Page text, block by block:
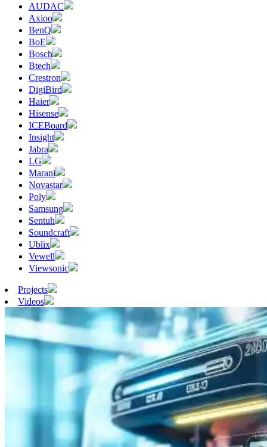
AUDAC
Axioo
BenQ
BoE
Bosch
Btech
Crestron
DigiBird
Haier
Hisense
ICEBoard
Insight
Jabra
LG
Marani
Novastar
Poly
Samsung
Sentuh
Soundcraft
Ublix
Vewell
Viewsonic
Projects
Videos